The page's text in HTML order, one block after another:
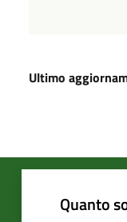
Ultimo
Quanto